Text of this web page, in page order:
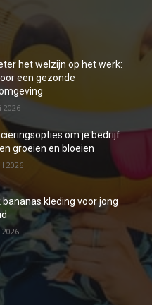
het welzijn op het werk:
een gezonde
2026
om je bedrijf
groeien en bloeien
2026
bananas kleding voor jong